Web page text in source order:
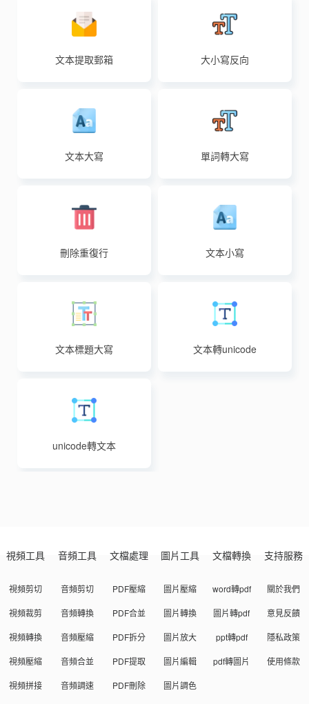
文本提取郵箱 大小寫反向
文本大寫 單詞轉大寫
刪除重復行 文本小寫
文本標題大寫 文本轉unicode
unicode轉文本
視頻工具
視頻剪切
視頻裁剪
視頻轉換
視頻壓縮
視頻拼接
音頻工具
音頻剪切
音頻轉換
音頻壓縮
音頻合並
音頻調速
文檔處理
PDF壓縮
PDF合並
PDF拆分
PDF提取
PDF刪除
圖片工具
圖片壓縮
圖片轉換
圖片放大
圖片編輯
圖片調色
文檔轉換
word轉pdf
圖片轉pdf
ppt轉pdf
pdf轉圖片
支持服務
關於我們
意見反饋
隱私政策
使用條款